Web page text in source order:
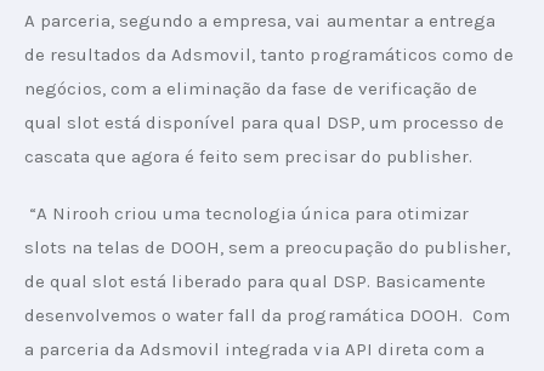
A parceria, segundo a empresa, vai aumentar a entrega
de resultados da Adsmovil, tanto programáticos como de
negócios, com a eliminação da fase de verificação de
qual slot está disponível para qual DSP, um processo de
cascata que agora é feito sem precisar do publisher.
“A Nirooh criou uma tecnologia única para otimizar
slots na telas de DOOH, sem a preocupação do publisher,
de qual slot está liberado para qual DSP. Basicamente
desenvolvemos o water fall da programática DOOH.  Com
a parceria da Adsmovil integrada via API direta com a